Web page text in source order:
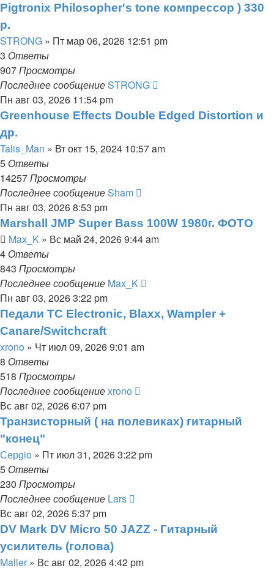
Pigtronix Philosopher's tone компрессор ) 330
р.
STRONG » Пт мар 06, 2026 12:51 pm
3 Ответы
907Просмотры
Последнее сообщениеSTRONG
Пн авг 03, 2026 11:54 pm
Greenhouse Effects Double Edged Distortion и
др.
Talis_Man » Вт окт 15, 2024 10:57 am
5 Ответы
14257Просмотры
Последнее сообщениеSham
Пн авг 03, 2026 8:53 pm
Marshall JMP Super Bass 100W 1980г. ФОТО
Max_K » Вс май 24, 2026 9:44 am
4 Ответы
843 Просмотры
Последнее сообщение Max_K
Пн авг 03, 2026 3:22 pm
Педали TC Electronic, Blaxx, Wampler +
Canare/Switchcraft
xrono » Чт июл 09, 2026 9:01 am
8 Ответы
518 Просмотры
Последнее сообщениеxrono
Вс авг 02, 2026 6:07 pm
Транзисторный ( на полевиках) гитарный
"конец"
Серgio » Пт июл 31, 2026 3:22 pm
5 Ответы
230 Просмотры
Последнее сообщение Lars
Вс авг 02, 2026 5:37 pm
DV Mark DV Micro 50 JAZZ - Гитарный
усилитель (голова)
Maller » Вс авг 02, 2026 4:42 pm